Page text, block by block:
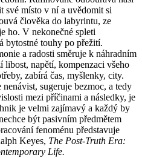
své místo v ní a uvědomit si
člověka do labyrintu, ze
ho. V nekonečné spleti
bytostné touhy po přežití.
a radosti směruje k náhradním
libost, napětí, kompenzaci všeho
zabírá čas, myšlenky, city.
sugeruje bezmoc, a tedy
mezi příčinami a následky, je
je velmi zajímavý a každý by
být pasivním předmětem
fenoménu představuje
Keyes, The Post-Truth Era:
Life.